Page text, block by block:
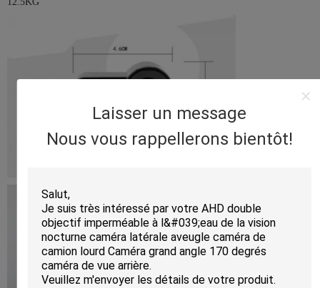
Laisser un message
Nous vous rappellerons bientôt!